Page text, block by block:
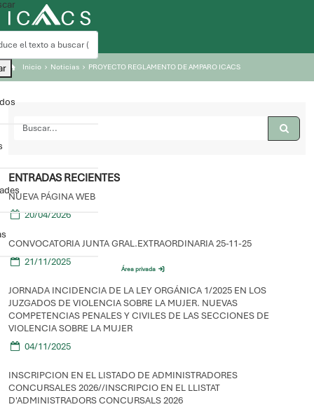
Área privada
Inicio Noticias PROYECTO REGLAMENTO DE AMPARO ICACS
ENTRADAS RECIENTES
NUEVA PÁGINA WEB
20/04/2026
CONVOCATORIA JUNTA GRAL.EXTRAORDINARIA 25-11-25
21/11/2025
JORNADA INCIDENCIA DE LA LEY ORGÁNICA 1/2025 EN LOS
JUZGADOS DE VIOLENCIA SOBRE LA MUJER. NUEVAS
COMPETENCIAS PENALES Y CIVILES DE LAS SECCIONES DE
VIOLENCIA SOBRE LA MUJER
04/11/2025
INSCRIPCION EN EL LISTADO DE ADMINISTRADORES
CONCURSALES 2026//INSCRIPCIO EN EL LLISTAT
D'ADMINISTRADORS CONCURSALS 2026